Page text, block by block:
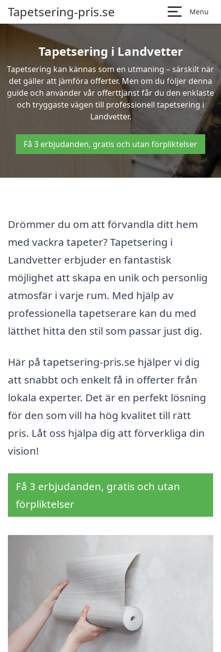
Tapetsering-pris.se Menu
Tapetsering i Landvetter
Tapetsering kan kännas som en utmaning – särskilt när
det gäller att jämföra offerter. Men om du följer denna
guide och använder vår offerttjänst får du den enklaste
och tryggaste vägen till professionell tapetsering i
Landvetter.
Få 3 erbjudanden, gratis och utan förpliktelser
Drömmer du om att förvandla ditt hem
med vackra tapeter? Tapetsering i
Landvetter erbjuder en fantastisk
möjlighet att skapa en unik och personlig
atmosfär i varje rum. Med hjälp av
professionella tapetserare kan du med
lätthet hitta den stil som passar just dig.
Här på tapetsering-pris.se hjälper vi dig
att snabbt och enkelt få in offerter från
lokala experter. Det är en perfekt lösning
för den som vill ha hög kvalitet till rätt
pris. Låt oss hjälpa dig att förverkliga din
vision!
Få 3 erbjudanden, gratis och utan
förpliktelser